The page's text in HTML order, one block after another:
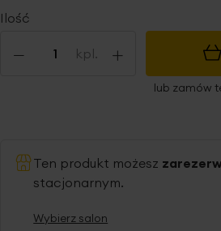
Ilość
- kpl. +
lub zamów
Ten produkt możesz
stacjonarnym.
Wybierz salon